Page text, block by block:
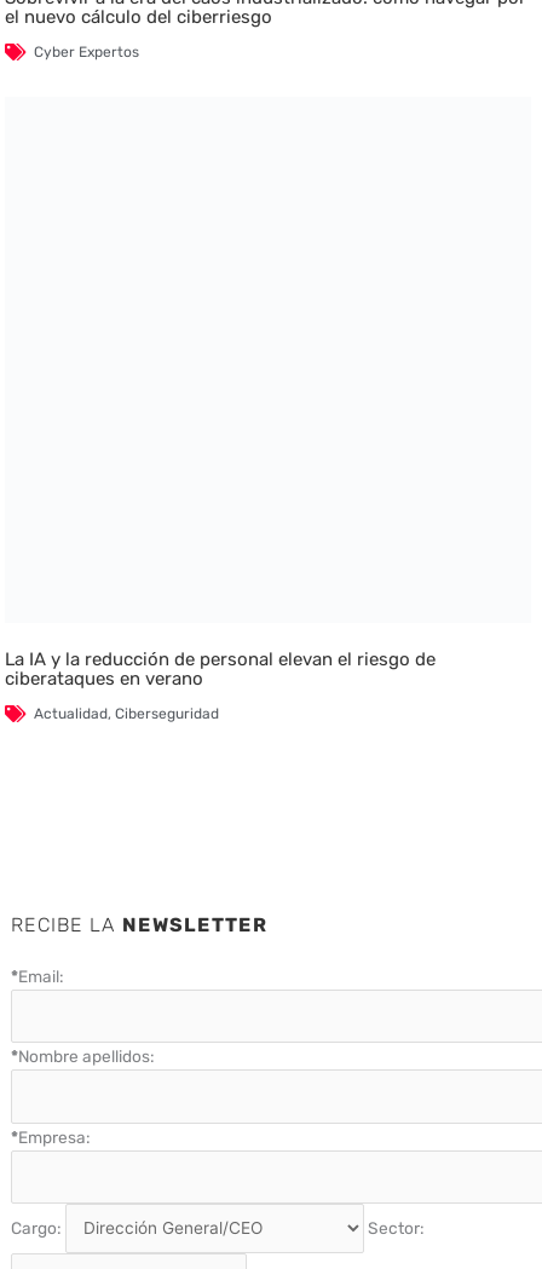
el nuevo cálculo del ciberriesgo
Cyber Expertos
La IA y la reducción de personal elevan el riesgo de
ciberataques en verano
Actualidad,Ciberseguridad
RECIBE LA NEWSLETTER
*Email:
*Nombre apellidos:
*Empresa:
Cargo: Sector: